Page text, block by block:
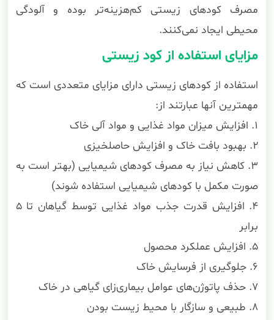
مصرف کودهای زیستی کم‌هزینه‌تر بوده و آلودگی
محیطی ایجاد نمی‌کنند.
مزایای استفاده از کود زیستی
استفاده از کودهای زیستی دارای مزایای متعددی است که
مهمترین آنها عبارتند از:
۱. افزایش میزان مواد غذایی و مواد آلی خاک
۲. بهبود بافت خاک و افزایش حاصلخیزی
۳. کاهش نیاز به مصرف کودهای شیمیایی (بهتر است به
صورت مکمل با کودهای شیمیایی استفاده شوند)
۴. افزایش قدرت جذب مواد غذایی توسط گیاهان تا ۵
برابر
۵. افزایش عملکرد محصول
۶. جلوگیری از فرسایش خاک
۷. حذف پاتوژن‌های عوامل بیماری‌زای گیاهی در خاک
۸. طبیعی و سازگار با محیط زیست بودن